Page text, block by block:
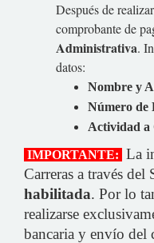
Después de
comprobante de
Administrativa.
datos:
Nombre y
Número de
Actividad a
IMPORTANTE: La
Carreras a través del
habilitada. Por lo
realizarse
bancaria y envío del